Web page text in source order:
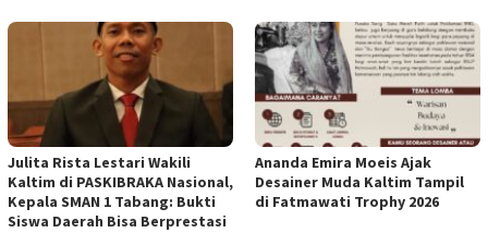
Julita Rista Lestari Wakili
Kaltim di PASKIBRAKA Nasional,
Kepala SMAN 1 Tabang: Bukti
Siswa Daerah Bisa Berprestasi
Ananda Emira Moeis Ajak
Desainer Muda Kaltim Tampil
di Fatmawati Trophy 2026